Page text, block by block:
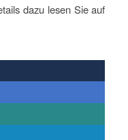
dazu lesen Sie auf